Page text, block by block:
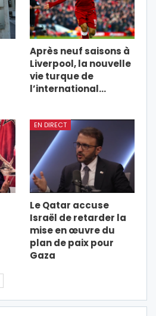
Après neuf saisons à
Liverpool, la nouvelle
vie turque de
l’international…
EN DIRECT
Le Qatar accuse
Israël de retarder la
mise en œuvre du
plan de paix pour
Gaza